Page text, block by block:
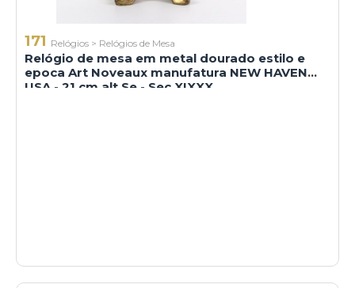
171 Relógios > Relógios de Mesa
Relógio de mesa em metal dourado estilo e
epoca Art Noveaux manufatura NEW HAVEN
USA - 21 cm alt.Se - Sec XIXXX